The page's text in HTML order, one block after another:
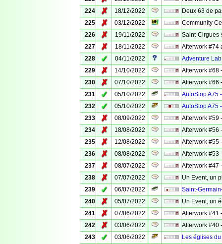
224
✗ 18/12/2022
Deux 63 de
225
✗ 03/12/2022
Community
226
✗ 19/11/2022
Saint-
227
✗ 18/11/2022
Afterwork #74
228
✓ 04/11/2022
Adventure
229
✗ 14/10/2022
Afterwork #68
230
✗ 07/10/2022
Afterwork #66
231
✓ 05/10/2022
AutoStop A75
232
✓ 05/10/2022
AutoStop A75
233
✗ 08/09/2022
Afterwork #59
234
✗ 18/08/2022
Afterwork #56
235
✗ 12/08/2022
Afterwork #55
236
✗ 08/08/2022
Afterwork #53
237
✗ 08/07/2022
Afterwork #47
238
✗ 07/07/2022
Un Event, un
239
✓ 06/07/2022
Saint-
240
✗ 05/07/2022
Un Event, un
241
✗ 07/06/2022
Afterwork #41
242
✗ 03/06/2022
Afterwork #40
243
✓ 03/06/2022
Les églises